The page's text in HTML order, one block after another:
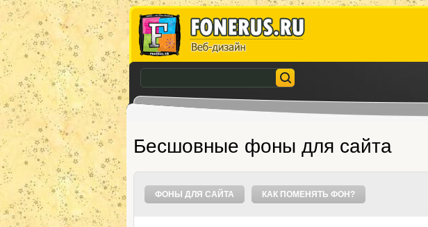
Бесшовные фоны для сайта
ФОНЫ ДЛЯ САЙТА КАК ПОМЕНЯТЬ ФОН?